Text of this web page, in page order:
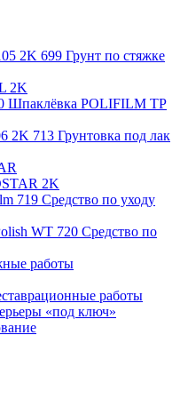
Грунт по стяжке
2K
Шпаклёвка POLIFILM TP
Грунтовка под лак
2K
Средство по уходу
Средство по
работы
работы
«под ключ»